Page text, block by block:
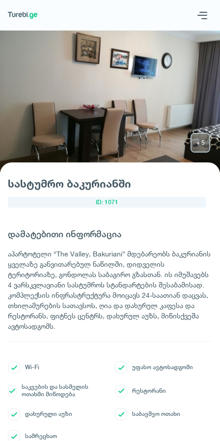
Geo Eng
სასტუმრო ბაკურიანში
ID: 1071
დამატებითი ინფორმაცია
აპარტოტელი “The Valley, Bakuriani” მდებარეობს ბაკურიანის
ყველაზე განვითარებულ ნაწილში, დიდველის
ტერიტორიაზე, გონდოლას საბაგირო გზასთან. ის იმუშავებს
4 ვარსკვლავიანი სასტუმროს სტანდარტების შესაბამისად.
კომპლექსის ინფრასტრუქტურა მოიცავს 24-საათიან დაცვას,
თხილამურების სათავსოს, ღია და დახურულ კაფესა და
რესტორანს, ფიტნეს ცენტრს, დახურულ აუზს, მიწისქვეშა
ავტოსადგომს.
Wi-Fi უფასო ავტოსადგომი
საკვების და სასმელის
ოთახში მიწოდება
რესტორანი
დახურული აუზი საბავშვო ოთახი
სამრეცხაო